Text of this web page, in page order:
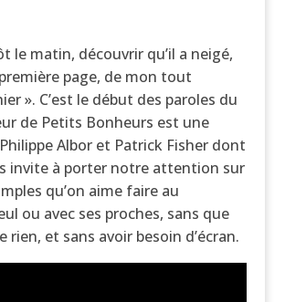
le matin, découvrir qu’il a neigé,
page, de mon tout
». C’est le début des paroles du
de Petits Bonheurs est une
Albor et Patrick Fisher dont
invite à porter notre attention sur
qu’on aime faire au
ou avec ses proches, sans que
rien, et sans avoir besoin d’écran.